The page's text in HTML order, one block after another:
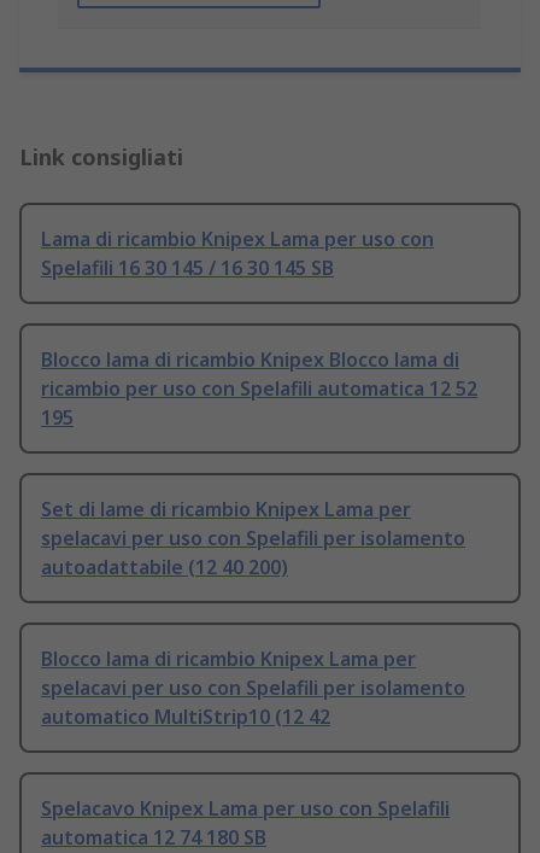
Link consigliati
Lama di ricambio Knipex Lama per uso con
Spelafili 16 30 145 / 16 30 145 SB
Blocco lama di ricambio Knipex Blocco lama di
ricambio per uso con Spelafili automatica 12 52
195
Set di lame di ricambio Knipex Lama per
spelacavi per uso con Spelafili per isolamento
autoadattabile (12 40 200)
Blocco lama di ricambio Knipex Lama per
spelacavi per uso con Spelafili per isolamento
automatico MultiStrip10 (12 42
Spelacavo Knipex Lama per uso con Spelafili
automatica 12 74 180 SB